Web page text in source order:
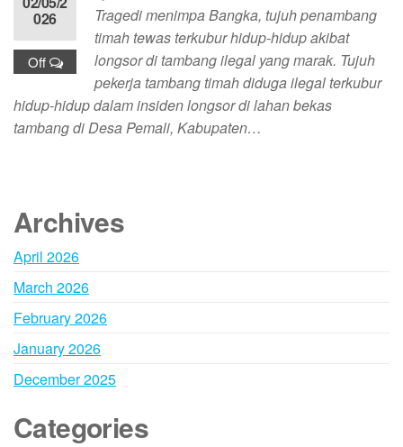
026
Off
Tragedi menimpa Bangka, tujuh penambang
timah tewas terkubur hidup-hidup akibat
longsor di tambang ilegal yang marak. Tujuh
pekerja tambang timah diduga ilegal terkubur
hidup-hidup dalam insiden longsor di lahan bekas
tambang di Desa Pemali, Kabupaten…
Archives
April 2026
March 2026
February 2026
January 2026
December 2025
Categories